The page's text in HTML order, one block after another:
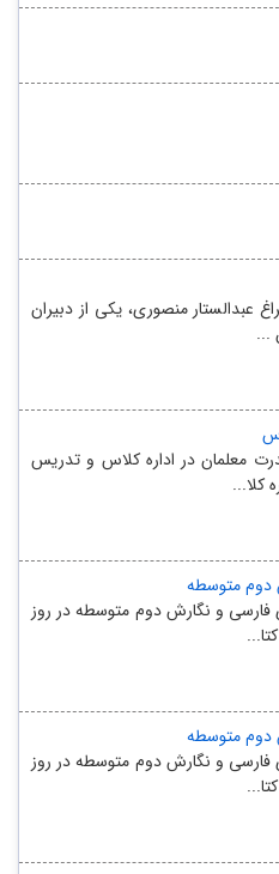
عبدالستار منصوری، یکی از دبیران
...
‌‌معلمان در اداره کلاس و تدریس
کلا...
دوم متوسطه
فارسی و نگارش دوم متوسطه در روز
دوم متوسطه
فارسی و نگارش دوم متوسطه در روز